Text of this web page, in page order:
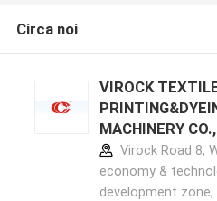
Circa noi
VIROCK
MACHINERY
del produttore
Virock Road 8,
economy &
development zone,